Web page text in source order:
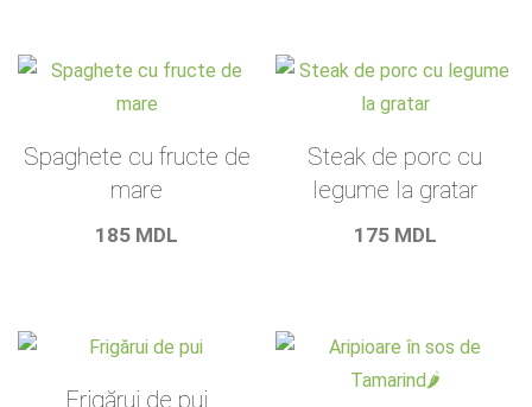
Spaghete cu fructe de
mare
185 MDL
Steak de porc cu
legume la gratar
175 MDL
Frigărui de pui